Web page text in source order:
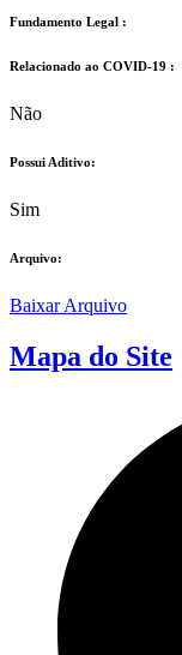
Fundamento Legal :​
Relacionado ao COVID-19 :​
Não
Possui Aditivo:​
Sim
Arquivo:
Baixar Arquivo
Mapa do Site